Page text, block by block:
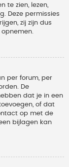
te zien, lezen,
Deze permissies
zij zijn dus
per forum, per
De
dat je in een
of dat
op met de
bijlagen kan